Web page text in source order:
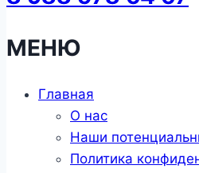
МЕНЮ
Главная
О нас
Наши
Политика